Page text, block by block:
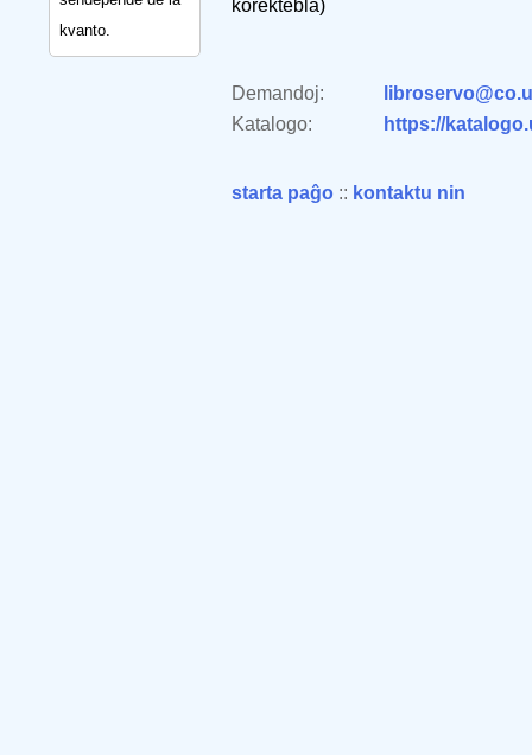
kvanto.
korektebla)
Demandoj:
Katalogo:
https://
starta paĝo :: kontaktu nin